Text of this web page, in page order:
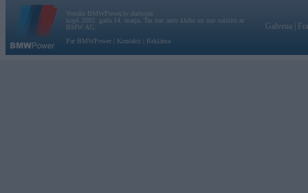
Vortāls BMWPower.lv darbojas
kopš 2002. gada 14. maija. Tas nav auto klubs un nav saistīts ar
BMW AG.
Par BMWPower
Kontakti Reklāma
Galvena